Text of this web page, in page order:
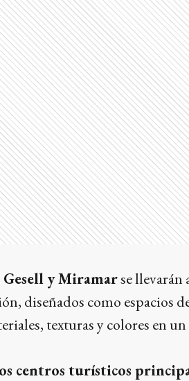
Gesell y Miramarse llevarán
diseñados como espacios
texturas y colores en
centros turísticos